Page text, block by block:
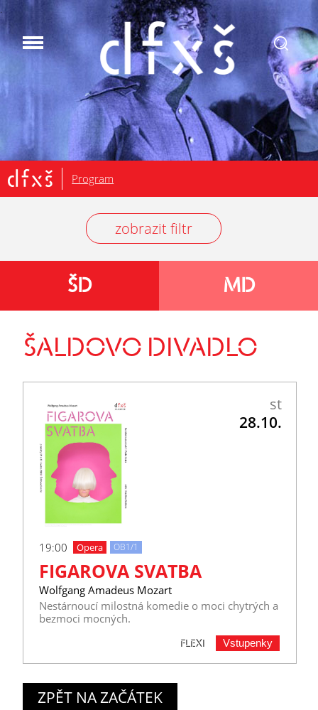
.
Program
zobrazit filtr
ŠD MD
ŠALDOVO DIVADLO
st
28.10.
19:00 Opera OB1/1
FIGAROVA SVATBA
Wolfgang Amadeus Mozart
Nestárnoucí milostná komedie o moci chytrých a
bezmoci mocných.
Vstupenky
FLEXI
ZPĚT NA ZAČÁTEK